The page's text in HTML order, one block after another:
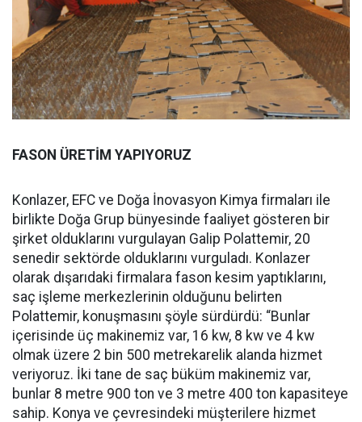
FASON ÜRETİM YAPIYORUZ
Konlazer, EFC ve Doğa İnovasyon Kimya firmaları ile
birlikte Doğa Grup bünyesinde faaliyet gösteren bir
şirket olduklarını vurgulayan Galip Polattemir, 20
senedir sektörde olduklarını vurguladı. Konlazer
olarak dışarıdaki firmalara fason kesim yaptıklarını,
saç işleme merkezlerinin olduğunu belirten
Polattemir, konuşmasını şöyle sürdürdü: “Bunlar
içerisinde üç makinemiz var, 16 kw, 8 kw ve 4 kw
olmak üzere 2 bin 500 metrekarelik alanda hizmet
veriyoruz. İki tane de saç büküm makinemiz var,
bunlar 8 metre 900 ton ve 3 metre 400 ton kapasiteye
sahip. Konya ve çevresindeki müşterilere hizmet